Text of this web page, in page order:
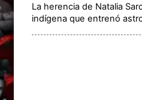
La herencia de Natalia
indígena que entrenó